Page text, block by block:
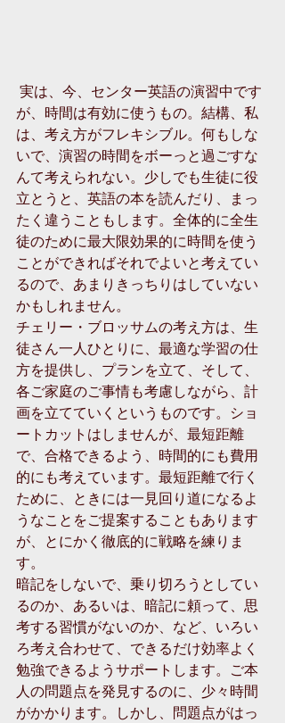
が、時間は有効に使うもの。結構、私
は、考え方がフレキシブル。何もしな
いで、演習の時間をボーっと過ごすな
んて考えられない。少しでも生徒に役
立とうと、英語の本を読んだり、まっ
たく違うこともします。全体的に全生
徒のために最大限効果的に時間を使う
ことができればそれでよいと考えてい
るので、あまりきっちりはしていない
かもしれません。
チェリー・ブロッサムの考え方は、生
徒さん一人ひとりに、最適な学習の仕
方を提供し、プランを立て、そして、
各ご家庭のご事情も考慮しながら、計
画を立てていくというものです。ショ
ートカットはしませんが、最短距離
で、合格できるよう、時間的にも費用
的にも考えています。最短距離で行く
ために、ときには一見回り道になるよ
うなことをご提案することもあります
が、とにかく徹底的に戦略を練りま
す。
暗記をしないで、乗り切ろうとしてい
るのか、あるいは、暗記に頼って、思
考する習慣がないのか、など、いろい
ろ考え合わせて、できるだけ効率よく
勉強できるようサポートします。ご本
人の問題点を発見するのに、少々時間
がかかります。しかし、問題点がはっ